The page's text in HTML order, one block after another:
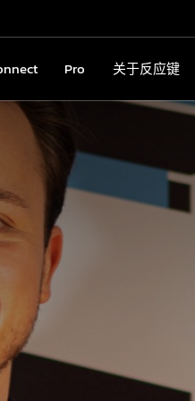
Pro 关于反应键
Pro 关于反应键